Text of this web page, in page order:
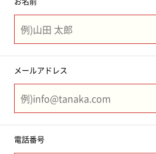
メールアドレス
電話番号